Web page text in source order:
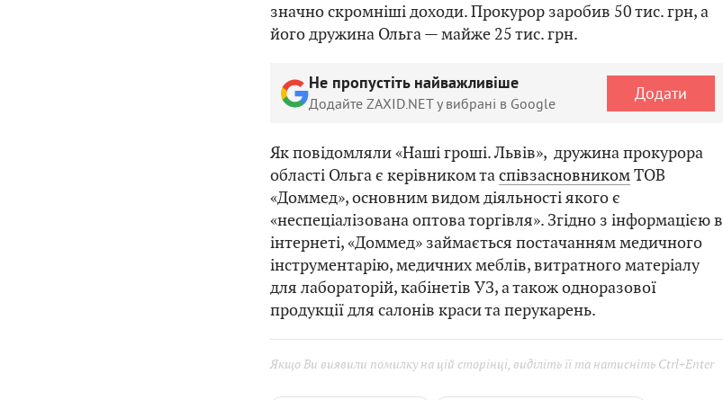
значно скромніші доходи. Прокурор заробив 50 тис. грн, а
його дружина Ольга — майже 25 тис. грн.
Не пропустіть найважливіше
Додайте ZAXID.NET у вибрані в Google Додати
Як повідомляли «Наші гроші. Львів», дружина прокурора
області Ольга є керівником таспівзасновникомТОВ
«Доммед», основним видом діяльності якого є
«неспеціалізована оптова торгівля». Згідно з інформацією в
інтернеті, «Доммед» займається постачанням медичного
інструментарію, медичних меблів, витратного матеріалу
для лабораторій, кабінетів УЗ, а також одноразової
продукції для салонів краси та перукарень.
Якщо Ви виявили помилку на цій сторінці, виділіть її та натисніть Ctrl+Enter